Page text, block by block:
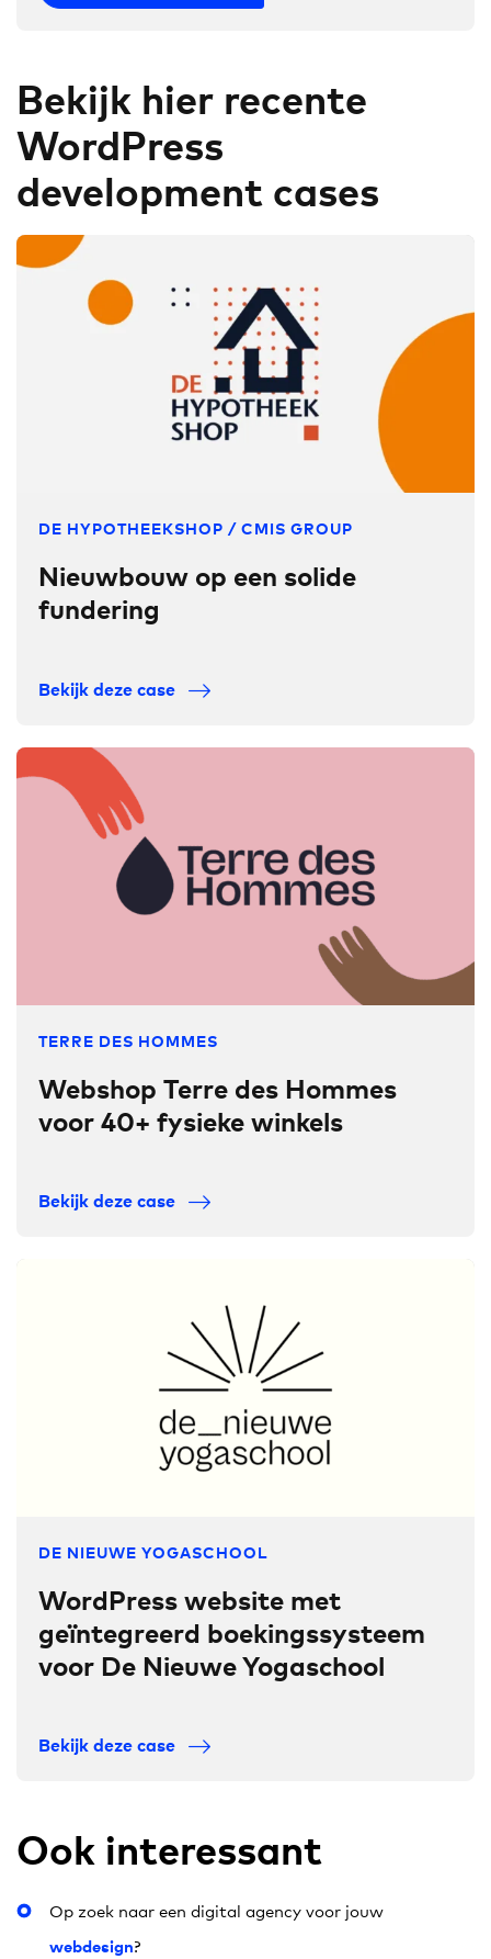
Bekijk hier recente
WordPress
development cases
DE HYPOTHEEKSHOP / CMIS GROUP
Nieuwbouw op een solide
fundering
Bekijk deze case
TERRE DES HOMMES
Webshop Terre des Hommes
voor 40+ fysieke winkels
Bekijk deze case
DE NIEUWE YOGASCHOOL
WordPress website met
geïntegreerd boekingssysteem
voor De Nieuwe Yogaschool
Bekijk deze case
Ook interessant
Op zoek naar een digital agency voor jouw
webdesign?